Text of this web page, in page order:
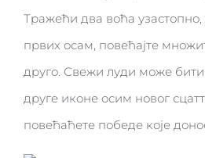
Тражећи два воћа
првих осам, повећајте
друго. Свежи луди може бити
друге иконе осим новог
повећаћете победе које